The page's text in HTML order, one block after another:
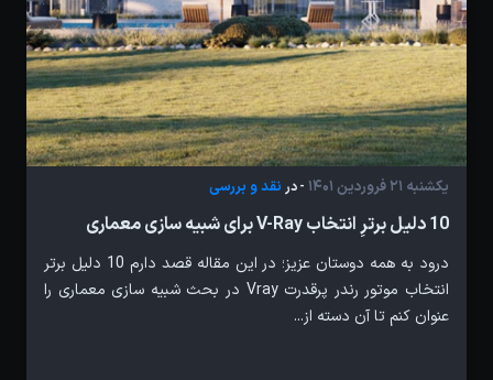
یکشنبه 21 فروردین 1401 - در نقد و بررسی
10 دلیل برترِ انتخاب V-Ray برای شبیه سازی معماری
درود به همه دوستان عزیز؛ در این مقاله قصد دارم 10 دلیل برتر
انتخاب موتور رندر پرقدرت Vray در بحث شبیه سازی معماری را
عنوان کنم تا آن دسته از...